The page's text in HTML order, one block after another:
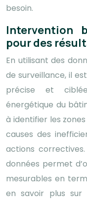
besoin.
Intervention
pour des
En utilisant des
de surveillance, il
précise et
énergétique du
à identifier les
causes des
actions
données permet
mesurables en
en savoir plus